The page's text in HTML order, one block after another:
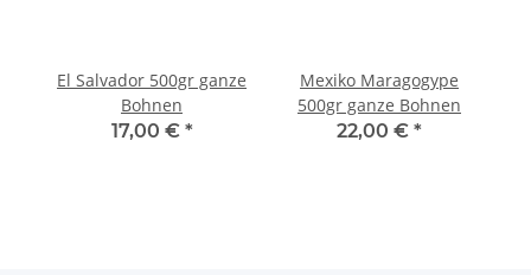
El Salvador 500gr ganze
Bohnen
17,00 € *
Mexiko Maragogype
500gr ganze Bohnen
22,00 € *